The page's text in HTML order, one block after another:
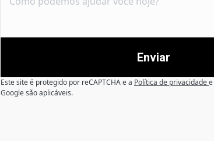
Enviar
Este site é protegido por reCAPTCHA e a Política de privacidadee
Google são aplicáveis.